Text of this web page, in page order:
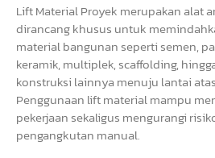
Lift Material Proyek merupakan alat
dirancang khusus untuk
material bangunan seperti semen,
keramik, multiplek, scaffolding,
konstruksi lainnya menuju lantai
Penggunaan lift material mampu
pekerjaan sekaligus mengurangi
pengangkutan manual.